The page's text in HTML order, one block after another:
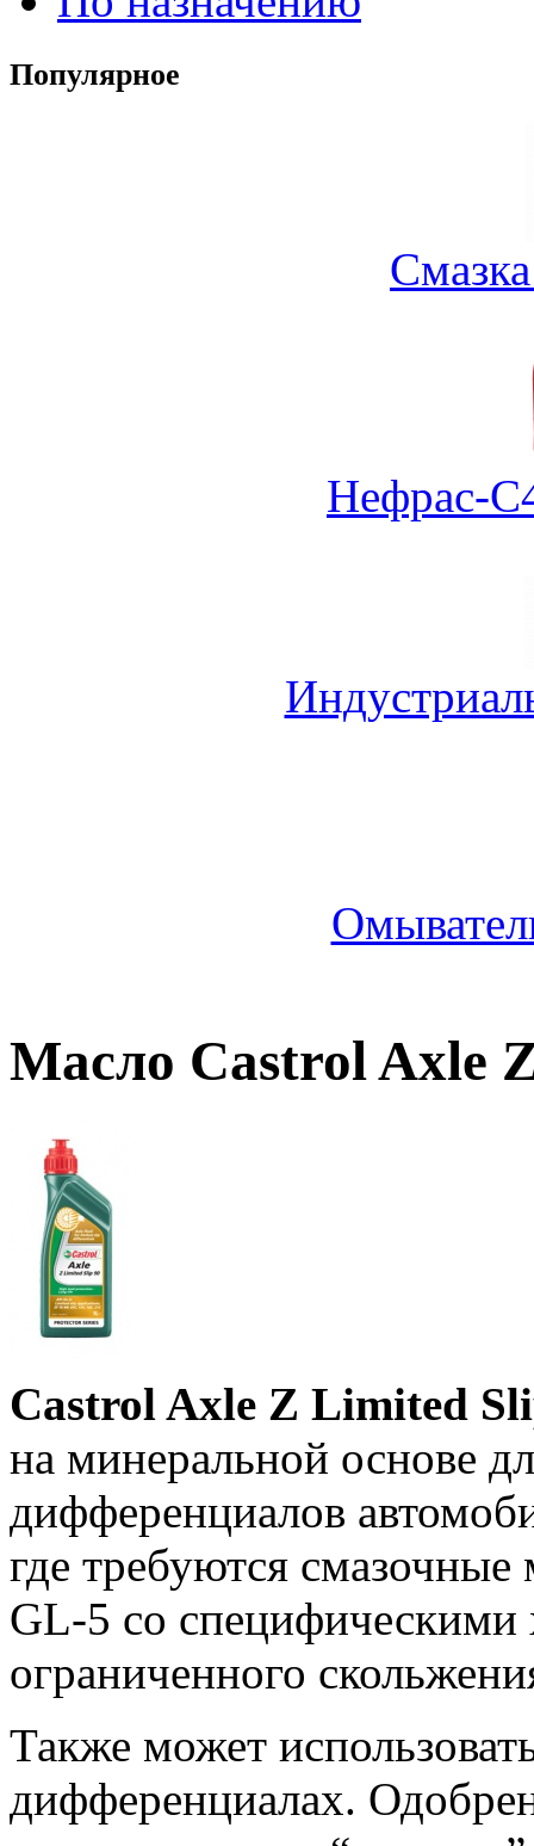
Популярное
Нефрас-
Масло Castrol Axle
Castrol Axle Z Limited
на минеральной основе
дифференциалов
где требуются
GL-5 со специфическими
ограниченного
Также может
дифференциалах.